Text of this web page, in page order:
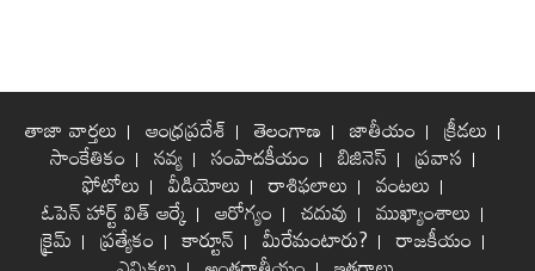
తాజా వార్తలు ఆంధ్రప్రదేశ్ తెలంగాణ జాతీయం క్రీడలు
సాంకేతికం నవ్య సంపాదకీయం బిజినెస్ ప్రవాస
ఫోటోలు వీడియోలు రాశిఫలాలు వంటలు
ఓపెన్ హార్ట్ విత్ ఆర్కే ఆరోగ్యం చదువు ముఖ్యాంశాలు
క్రైమ్ ప్రత్యేకం కార్టూన్ మీరేమంటారు? రాజకీయం